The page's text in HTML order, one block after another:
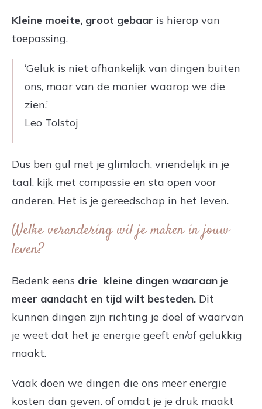
Kleine moeite, groot gebaar is hierop van
toepassing.
‘Geluk is niet afhankelijk van dingen buiten
ons, maar van de manier waarop we die
zien.’
Leo Tolstoj
Dus ben gul met je glimlach, vriendelijk in je
taal, kijk met compassie en sta open voor
anderen. Het is je gereedschap in het leven.
Welke verandering wil je maken in jouw
leven?
Bedenk eens drie kleine dingen waaraan je
meer aandacht en tijd wilt besteden. Dit
kunnen dingen zijn richting je doel of waarvan
je weet dat het je energie geeft en/of gelukkig
maakt.
Vaak doen we dingen die ons meer energie
kosten dan geven. of omdat je je druk maakt